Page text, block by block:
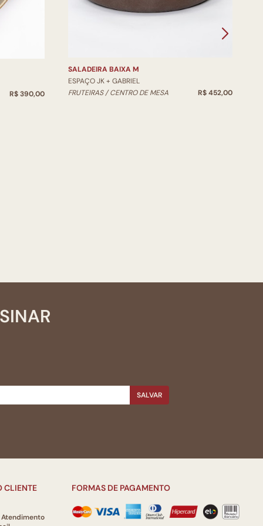
R$ 390,00
SALADEIRA BAIXA M
ESPAÇO JK + GABRIEL
FRUTEIRAS / CENTRO DE MESA
R$ 452,00
SALVAR
CLIENTE
Atendimento
FORMAS DE PAGAMENTO